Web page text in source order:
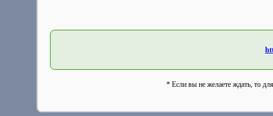
* Если вы не желаете ждать, то